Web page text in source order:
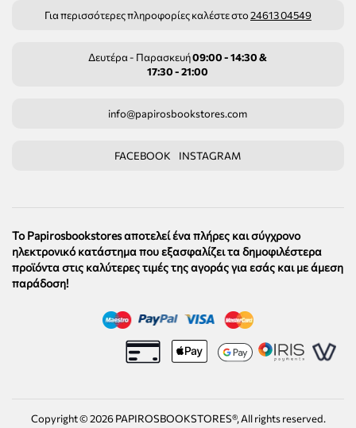
Για περισσότερες πληροφορίες καλέστε στο24613 04549
Δευτέρα - Παρασκευή09:00 - 14:30 &
17:30 - 21:00
info@papirosbookstores.com
FACEBOOK INSTAGRAM
Το Papirosbookstores αποτελεί ένα πλήρες και σύγχρονο
ηλεκτρονικό κατάστημα που εξασφαλίζει τα δημοφιλέστερα
προϊόντα στις καλύτερες τιμές της αγοράς για εσάς και με άμεση
παράδοση!
Copyright ©2026PAPIROSBOOKSTORES®, All rights reserved.